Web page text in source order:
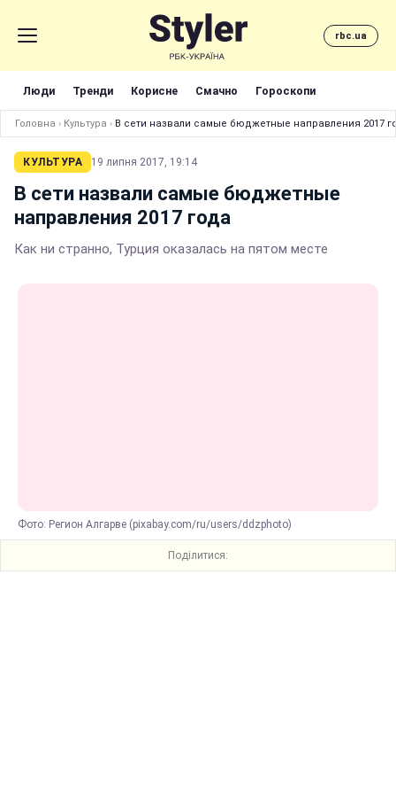
rbc.ua
Люди Тренди Корисне Смачно Гороскопи
Головна › Культура › В сети назвали самые бюджетные направления 2017
КУЛЬТУРА 19 липня 2017, 19:14
В сети назвали самые бюджетные
направления 2017 года
Как ни странно, Турция оказалась на пятом месте
Фото: Регион Алгарве (pixabay.com/ru/users/ddzphoto)
Поділитися: